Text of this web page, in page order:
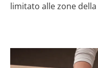
limitato alle zone